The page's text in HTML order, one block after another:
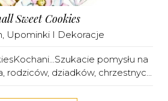
Sweet Cookies
, Upominki I Dekoracje
pomysłu na
rodziców, dziadków, chrzestnyc...